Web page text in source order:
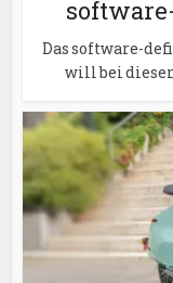
Das software-
will bei